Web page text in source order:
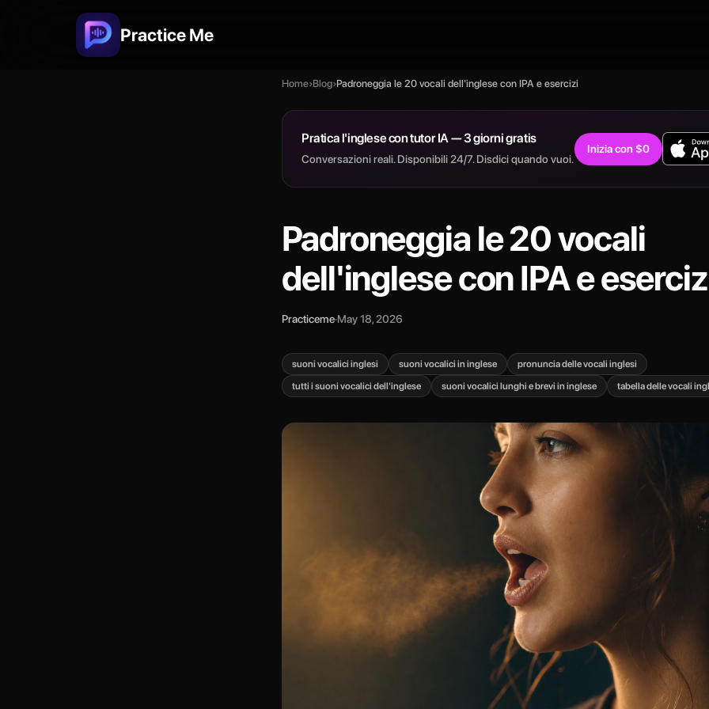
Practice Me
Home›Blog›Padroneggia le 20 vocali dell'inglese con IPA e esercizi
Pratica l'inglese con tutor IA — 3 giorni gratis
Conversazioni reali. Disponibili 24/7. Disdici quando vuoi.
Inizia con $0
Padroneggia le 20 vocali
dell'inglese con IPA e
Practiceme·May 18, 2026
suoni vocalici inglesi suoni vocalici in inglese
pronuncia delle vocali inglesi
tutti i suoni vocalici dell'inglese
suoni vocalici lunghi e brevi in inglese tabella delle vocali